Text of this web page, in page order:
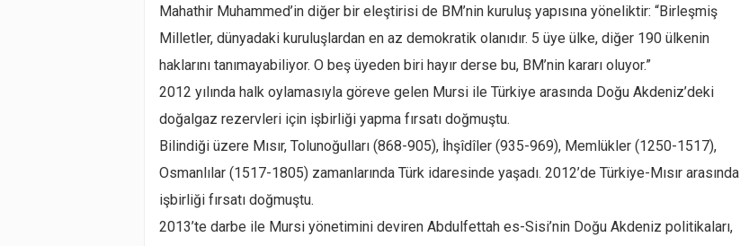
Mahathir Muhammed’in diğer bir eleştirisi de BM’nin kuruluş yapısına yöneliktir: “Birleşmiş
Milletler, dünyadaki kuruluşlardan en az demokratik olanıdır. 5 üye ülke, diğer 190 ülkenin
haklarını tanımayabiliyor. O beş üyeden biri hayır derse bu, BM’nin kararı oluyor.”
2012 yılında halk oylamasıyla göreve gelen Mursi ile Türkiye arasında Doğu Akdeniz’deki
doğalgaz rezervleri için işbirliği yapma fırsatı doğmuştu.
Bilindiği üzere Mısır, Tolunoğulları (868-905), İhşîdîler (935-969), Memlükler (1250-1517),
Osmanlılar (1517-1805) zamanlarında Türk idaresinde yaşadı. 2012’de Türkiye-Mısır arasında
işbirliği fırsatı doğmuştu.
2013’te darbe ile Mursi yönetimini deviren Abdulfettah es-Sisi’nin Doğu Akdeniz politikaları,